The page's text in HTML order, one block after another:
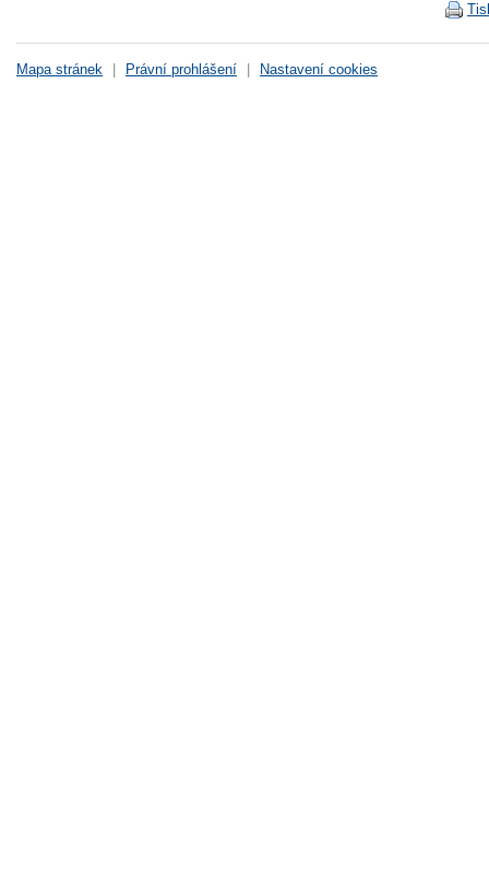
Mapa stránek Právní prohlášení Nastavení cookies